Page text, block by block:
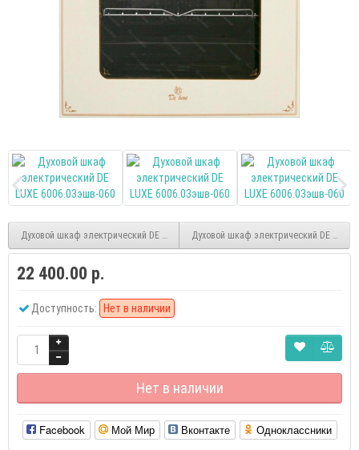
Духовой шкаф электрический DE LUXE 6006.03эшв-032Духовой шкаф электрический DE LUXE
22 400.00 р.
Доступность: Нет в наличии
Нет в наличии
Facebook Мой Мир Вконтакте Одноклассники